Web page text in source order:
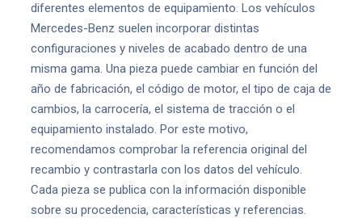
diferentes elementos de equipamiento. Los vehículos
Mercedes-Benz suelen incorporar distintas
configuraciones y niveles de acabado dentro de una
misma gama. Una pieza puede cambiar en función del
año de fabricación, el código de motor, el tipo de caja de
cambios, la carrocería, el sistema de tracción o el
equipamiento instalado. Por este motivo,
recomendamos comprobar la referencia original del
recambio y contrastarla con los datos del vehículo.
Cada pieza se publica con la información disponible
sobre su procedencia, características y referencias.